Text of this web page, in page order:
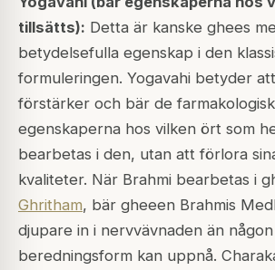
tillsätts): Detta är kanske ghees
betydelsefulla egenskap i den
formuleringen. Yogavahi betyder
förstärker och bär de
egenskaperna hos vilken ört som
bearbetas i den, utan att förlora
kvaliteter. När Brahmi bearbetas i
Ghritham, bär gheeen Brahmis
djupare in i nervvävnaden än
beredningsform kan uppnå.